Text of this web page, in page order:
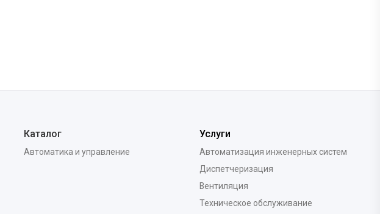
Каталог
Автоматика и управление
Услуги
Автоматизация инженерных систем
Диспетчеризация
Вентиляция
Техническое обслуживание